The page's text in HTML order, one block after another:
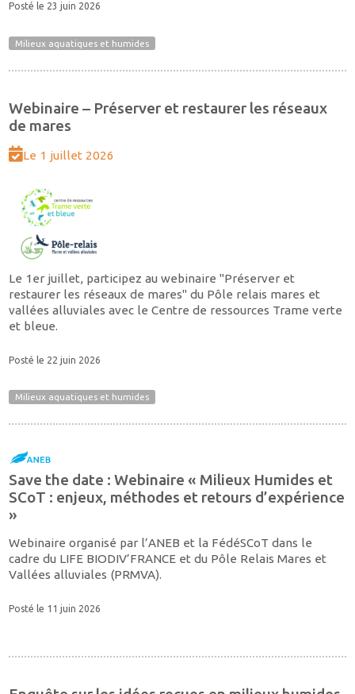
Posté le 23 juin 2026
Milieux aquatiques et humides
Webinaire – Préserver et restaurer les réseaux
de mares
Le 1 juillet 2026
Le 1er juillet, participez au webinaire "Préserver et
restaurer les réseaux de mares" du Pôle relais mares et
vallées alluviales avec le Centre de ressources Trame verte
et bleue.
Posté le 22 juin 2026
Milieux aquatiques et humides
Save the date : Webinaire « Milieux Humides et
SCoT : enjeux, méthodes et retours d’expérience
»
Webinaire organisé par l’ANEB et la FédéSCoT dans le
cadre du LIFE BIODIV’FRANCE et du Pôle Relais Mares et
Vallées alluviales (PRMVA).
Posté le 11 juin 2026